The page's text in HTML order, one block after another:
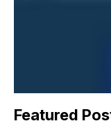
Featured